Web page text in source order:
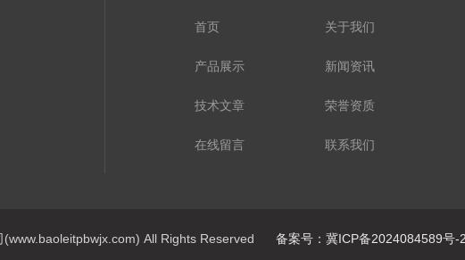
首页 关于我们
产品展示 新闻资讯
技术文章 荣誉资质
在线留言 联系我们
(www.baoleitpbwjx.com) All Rights Reserved 备案号：冀ICP备2024084589号-